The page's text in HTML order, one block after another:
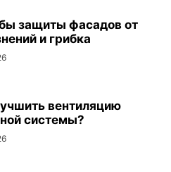
защиты фасадов от
и грибка
вентиляцию
системы?